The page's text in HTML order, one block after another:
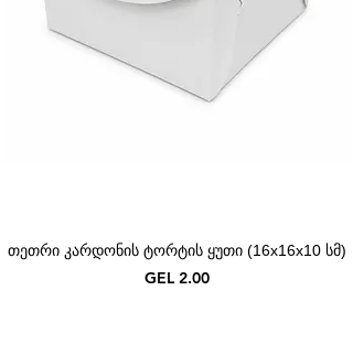
თეთრი კარდონის ტორტის ყუთი (16x16x10 სმ)
Price
GEL 2.00